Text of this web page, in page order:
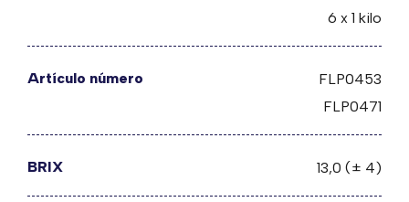
6 x 1 kilo
Artículo número
FLP0453
FLP0471
BRIX 13,0 (± 4)